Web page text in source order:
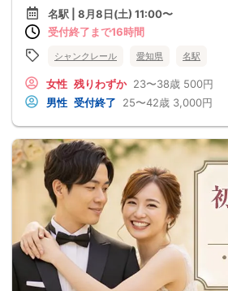
名駅 | 8月8日(土) 11:00〜
受付終了まで16時間
シャンクレール 愛知県 名駅
女性 残りわずか 23〜38歳 500円
男性 受付終了 25〜42歳 3,000円